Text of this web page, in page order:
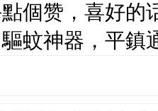
個赞，喜好的
蚊神器，平鎮